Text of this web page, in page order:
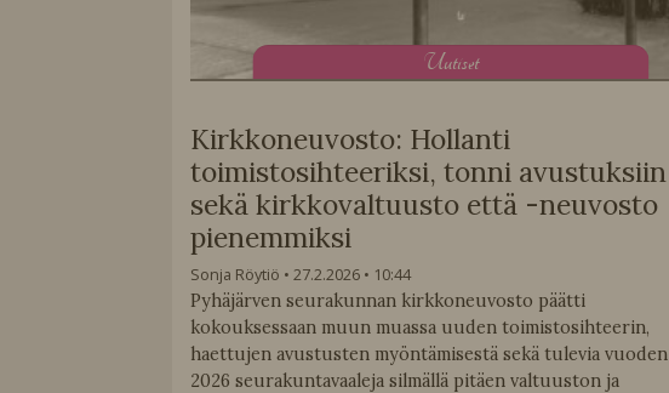
Uutiset
Kirkkoneuvosto: Hollanti
toimistosihteeriksi, tonni avustuksiin
sekä kirkkovaltuusto että -neuvosto
pienemmiksi
Sonja Röytiö 27.2.2026
10:44
Pyhäjärven seurakunnan kirkkoneuvosto päätti
kokouksessaan muun muassa uuden toimistosihteerin,
haettujen avustusten myöntämisestä sekä tulevia vuoden
2026 seurakuntavaaleja silmällä pitäen valtuuston ja